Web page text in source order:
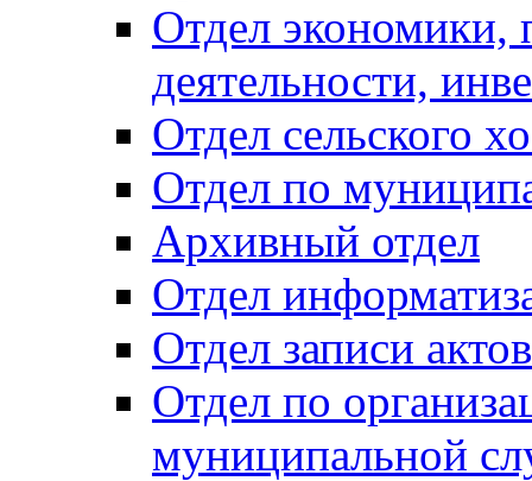
Отдел экономики,
деятельности,
Отдел сельского
Отдел по
Архивный отдел
Отдел
Отдел записи
Отдел по
муниципальной